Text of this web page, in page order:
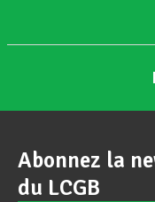
Abonnez la
du LCGB